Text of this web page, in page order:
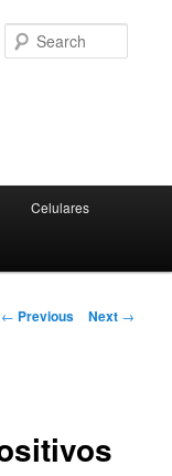
Celulares
Post
← Previous Next →